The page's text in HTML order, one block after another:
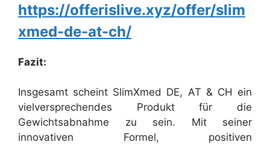
https://offerislive.xyz/offer/slim
xmed-de-at-ch/
Fazit:
Insgesamt scheint SlimXmed DE, AT & CH ein
vielversprechendes Produkt für die
Gewichtsabnahme zu sein. Mit seiner
innovativen Formel, positiven